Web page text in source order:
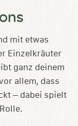
mit etwas
Einzelkräuter
ganz deinem
allem, dass
– dabei spielt